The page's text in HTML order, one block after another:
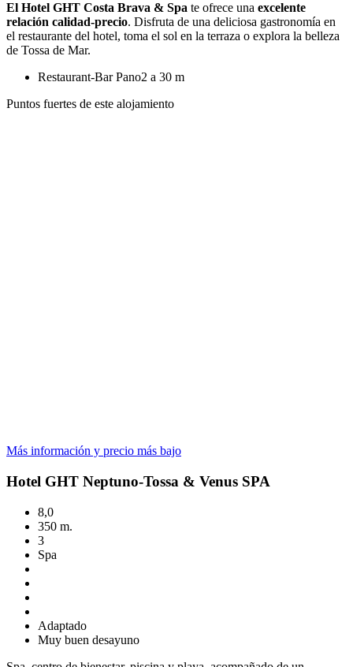
El Hotel GHT Costa Brava & Spa te ofrece una excelente
relación calidad-precio. Disfruta de una deliciosa gastronomía en
el restaurante del hotel, toma el sol en la terraza o explora la belleza
de Tossa de Mar.
Restaurant-Bar Pano2 a 30 m
Puntos fuertes de este alojamiento
Más información y precio más bajo
Hotel GHT Neptuno-Tossa & Venus SPA
8,0
350 m.
3
Spa
Adaptado
Muy buen desayuno